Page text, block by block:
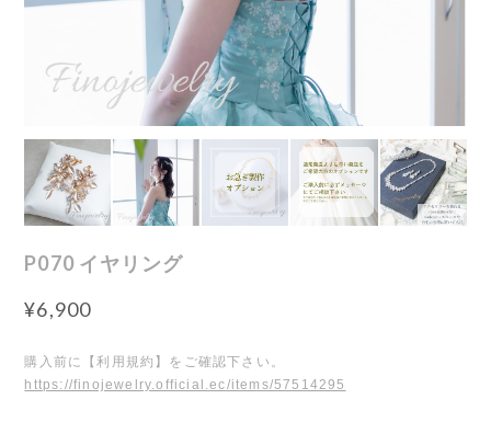
P070 イヤリング
¥6,900
購入前に【利用規約】をご確認下さい。
https://finojewelry.official.ec/items/57514295